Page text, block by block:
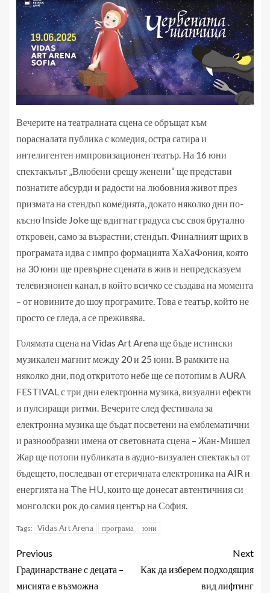
Вечерите на театралната сцена се обръщат към
порасналата публика с комедия, остра сатира и
интелигентен импровизационен театър. На 16 юни
спектакълът „Влюбени срещу женени“ ще представи
познатите абсурди и радости на любовния живот през
призмата на стендъп комедията, докато няколко дни по-
късно Inside Joke ще вдигнат градуса със своя брутално
откровен, само за възрастни, стендъп. Финалният щрих в
програмата идва с импро формацията ХаХаФония, която
на 30 юни ще превърне сцената в жив и непредсказуем
телевизионен канал, в който всичко се създава на момента
– от новините до шоу програмите. Това е театър, който не
просто се гледа, а се преживява.
Голямата сцена на Vidas Art Arena ще бъде истински
музикален магнит между 20 и 25 юни. В рамките на
няколко дни, под откритото небе ще се потопим в AURA
FESTIVAL с три дни електронна музика, визуални ефекти
и пулсиращи ритми. Вечерите след фестивала за
електронна музика ще бъдат посветени на емблематични
и разнообразни имена от световната сцена – Жан-Мишел
Жар ще потопи публиката в аудио-визуален спектакъл от
бъдещето, последван от етеричната електроника на AIR и
енергията на The HU, които ще донесат автентичния си
монголски рок до самия център на София.
Tags: Vidas Art Arena програма юни
Previous
Градинарстване с децата –
мисията е възможна
Next
Как да изберем подходящия
вид лифтинг